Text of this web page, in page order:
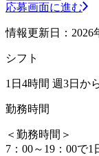
応募画面に進む
情報更新日：2026
シフト
1日4時間 週3日か
勤務時間
＜勤務時間＞
7：00～19：00で